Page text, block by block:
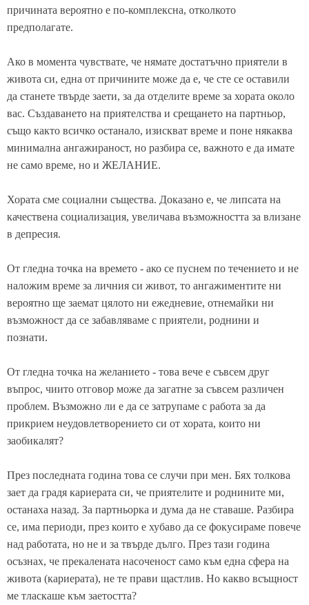
причината вероятно е по-комплексна, отколкото
предполагате.
Ако в момента чувствате, че нямате достатъчно приятели в
живота си, една от причините може да е, че сте се оставили
да станете твърде заети, за да отделите време за хората около
вас. Създаването на приятелства и срещането на партньор,
също както всичко останало, изискват време и поне някаква
минимална ангажираност, но разбира се, важното е да имате
не само време, но и ЖЕЛАНИЕ.
Хората сме социални същества. Доказано е, че липсата на
качествена социализация, увеличава възможността за влизане
в депресия.
От гледна точка на времето - ако се пуснем по течението и не
наложим време за личния си живот, то ангажиментите ни
вероятно ще заемат цялото ни ежедневие, отнемайки ни
възможност да се забавляваме с приятели, роднини и
познати.
От гледна точка на желанието - това вече е съвсем друг
въпрос, чиито отговор може да загатне за съвсем различен
проблем. Възможно ли е да се затрупаме с работа за да
прикрием неудовлетворението си от хората, които ни
заобикалят?
През последната година това се случи при мен. Бях толкова
зает да градя кариерата си, че приятелите и роднините ми,
останаха назад. За партньорка и дума да не ставаше. Разбира
се, има периоди, през които е хубаво да се фокусираме повече
над работата, но не и за твърде дълго. През тази година
осъзнах, че прекалената насоченост само към една сфера на
живота (кариерата), не те прави щастлив. Но какво всъщност
ме тласкаше към заетостта?